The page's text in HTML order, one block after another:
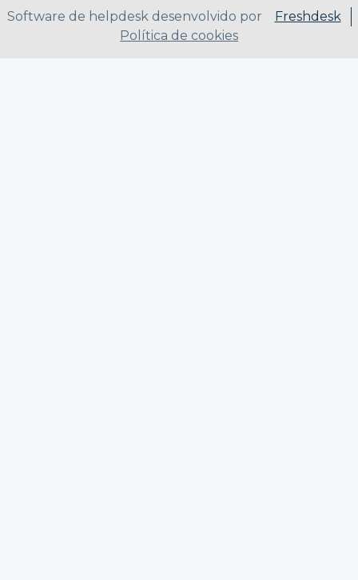
Software de helpdesk desenvolvido por
Freshdesk
Política de cookies